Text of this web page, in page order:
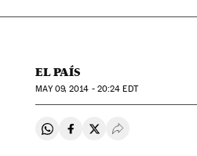
EL PAÍS
MAY09, 2014 - 20:24 EDT
Compartir en Whatsapp
Compartir en Facebook
Compartir en
Desplegar